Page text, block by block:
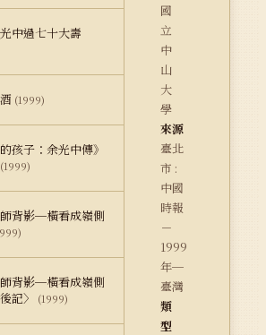
中過七十大壽
(1999)
孩子：余光中傳》
(1999)
背影─橫看成嶺側
背影─橫看成嶺側
記〉
(1999)
國
立
中
山
大
學
來源
臺北
市 :
中國
時報
－
1999
年─
臺灣
類
型